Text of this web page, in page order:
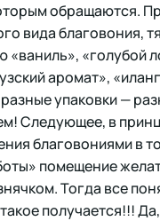
обращаются.
вида благовония,
«ваниль», «голубой
аромат»,
упаковки —
Следующее, в
благовониями в
помещение
Тогда все
получается!!!